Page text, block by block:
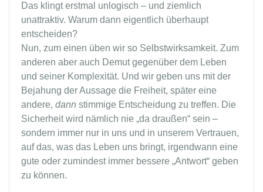
Das klingt erstmal unlogisch – und ziemlich
unattraktiv. Warum dann eigentlich überhaupt
entscheiden?
Nun, zum einen üben wir so Selbstwirksamkeit. Zum
anderen aber auch Demut gegenüber dem Leben
und seiner Komplexität. Und wir geben uns mit der
Bejahung der Aussage die Freiheit, später eine
andere, dann stimmige Entscheidung zu treffen. Die
Sicherheit wird nämlich nie „da draußen“ sein –
sondern immer nur in uns und in unserem Vertrauen,
auf das, was das Leben uns bringt, irgendwann eine
gute oder zumindest immer bessere „Antwort“ geben
zu können.